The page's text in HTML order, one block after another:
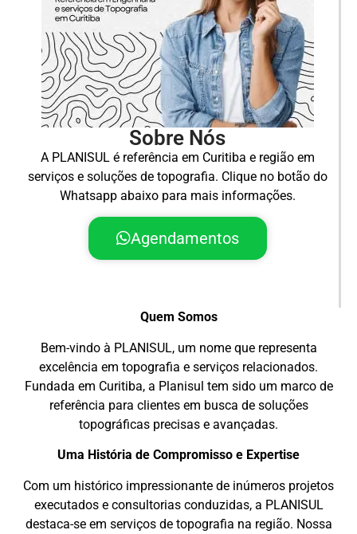
Sobre Nós
A PLANISUL é referência em Curitiba e região em
serviços e soluções de topografia. Clique no botão do
Whatsapp abaixo para mais informações.
Agendamentos
Quem Somos
Bem-vindo à PLANISUL, um nome que representa
excelência em topografia e serviços relacionados.
Fundada em Curitiba, a Planisul tem sido um marco de
referência para clientes em busca de soluções
topográficas precisas e avançadas.
Uma História de Compromisso e Expertise
Com um histórico impressionante de inúmeros projetos
executados e consultorias conduzidas, a PLANISUL
destaca-se em serviços de topografia na região. Nossa